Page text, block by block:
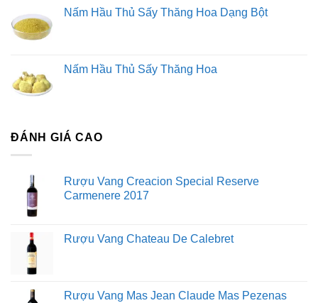
Nấm Hầu Thủ Sấy Thăng Hoa Dạng Bột
Nấm Hầu Thủ Sấy Thăng Hoa
ĐÁNH GIÁ CAO
Rượu Vang Creacion Special Reserve
Carmenere 2017
Rượu Vang Chateau De Calebret
Rượu Vang Mas Jean Claude Mas Pezenas